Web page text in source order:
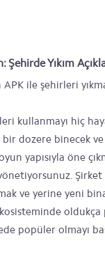
Şehirde Yıkım
ile şehirleri
kullanmayı hiç
dozere binecek ve
yapısıyla öne
ve yerine yeni
oldukça
popüler olmayı